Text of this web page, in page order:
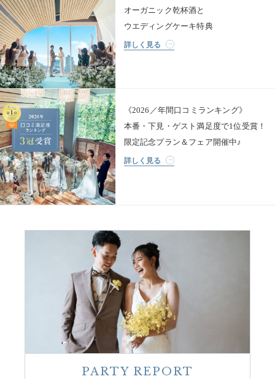
オーガニック乾杯酒と
ウエディングケーキ特典
詳しく見る
《2026／年間口コミランキング》
本番・下見・ゲスト満足度で1位受賞！
限定記念プラン＆フェア開催中♪
詳しく見る
PARTY REPORT